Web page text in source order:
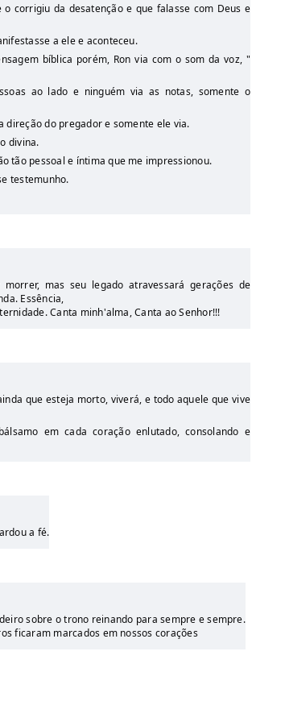
corrigiu da desatenção e que falasse com Deus e
a ele e aconteceu.
bíblica porém, Ron via com o som da voz, "
ao lado e ninguém via as notas, somente o
direção do pregador e somente ele via.
divina.
tão pessoal e íntima que me impressionou.
testemunho.
mas seu legado atravessará gerações de
Essência,
Canta minh'alma, Canta ao Senhor!!!
que esteja morto, viverá, e todo aquele que vive
em cada coração enlutado, consolando e
a fé.
sobre o trono reinando para sempre e sempre.
ficaram marcados em nossos corações